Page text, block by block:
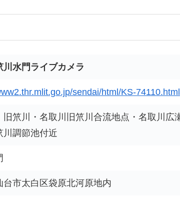
川水門ライブカメラ
sendai/html/KS-74110.html
旧笊川・名取川旧笊川合流地点・名取川広
川調節池付近
台市太白区袋原北河原地内